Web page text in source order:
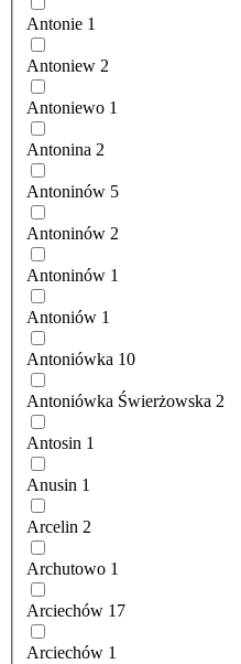
Antonie 1
Antoniew 2
Antoniewo 1
Antonina 2
Antoninów 5
Antoninów 2
Antoninów 1
Antoniów 1
Antoniówka 10
Antoniówka Świerżowska 2
Antosin 1
Anusin 1
Arcelin 2
Archutowo 1
Arciechów 17
Arciechów 1